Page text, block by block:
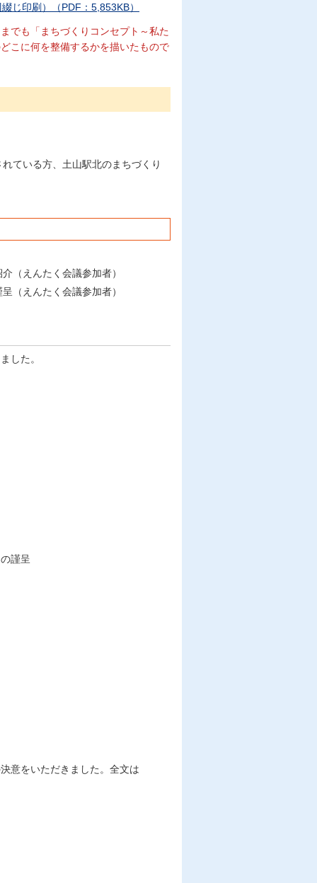
じ印刷）（PDF：5,853KB）
でも「まちづくりコンセプト～私た
こに何を整備するかを描いたもので
ている方、土山駅北のまちづくり
（えんたく会議参加者）
（えんたく会議参加者）
した。
謹呈
意をいただきました。全文は